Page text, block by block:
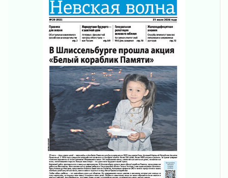
03 августа 2026
Ленобласть отмечает День Воздушно-
десантных войск
02 августа 2026
«Активное лето»
02 августа 2026
Ленобласть отметила заслуги жителей перед
регионом и страной
02 августа 2026
Ладога — не пруд
02 августа 2026
ПСК через Гослуслуги напомнит жителям
Ленинградской области о неоплаченных
02 августа 2026